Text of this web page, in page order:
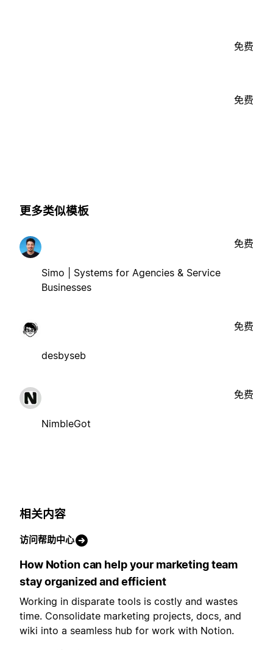
免费
免费
更多类似模板
Simo | Systems for Agencies & Service
Businesses
免费
desbyseb
免费
NimbleGot
免费
相关内容
访问帮助中心
How Notion can help your marketing team
stay organized and efficient
Working in disparate tools is costly and wastes
time. Consolidate marketing projects, docs, and
wiki into a seamless hub for work with Notion.